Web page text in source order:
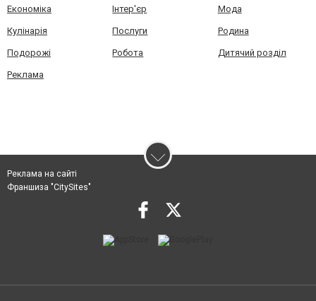
Економіка Інтер'єр Мода
Кулінарія Послуги Родина
Подорожі Робота Дитячий розділ
Реклама
Реклама на сайті
Франшиза "CitySites"